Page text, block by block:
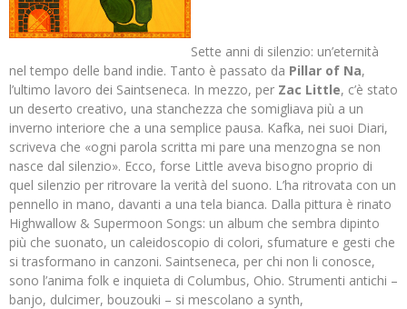
Sette anni di silenzio: un’eternità
nel tempo delle band indie. Tanto è passato da Pillar of Na,
l’ultimo lavoro dei Saintseneca. In mezzo, per Zac Little, c’è stato
un deserto creativo, una stanchezza che somigliava più a un
inverno interiore che a una semplice pausa. Kafka, nei suoi Diari,
scriveva che «ogni parola scritta mi pare una menzogna se non
nasce dal silenzio». Ecco, forse Little aveva bisogno proprio di
quel silenzio per ritrovare la verità del suono. L’ha ritrovata con un
pennello in mano, davanti a una tela bianca. Dalla pittura è rinato
Highwallow & Supermoon Songs: un album che sembra dipinto
più che suonato, un caleidoscopio di colori, sfumature e gesti che
si trasformano in canzoni. Saintseneca, per chi non li conosce,
sono l’anima folk e inquieta di Columbus, Ohio. Strumenti antichi –
banjo, dulcimer, bouzouki – si mescolano a synth,